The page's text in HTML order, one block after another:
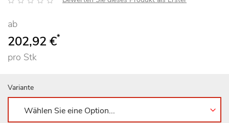
ab
202,92 €*
pro Stk
Variante